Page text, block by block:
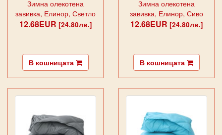
Зимна олекотена
завивка, Елинор, Светло
синя
12.68EUR [24.80лв.]
В кошницата
Зимна олекотена
завивка, Елинор, Сиво
12.68EUR [24.80лв.]
В кошницата